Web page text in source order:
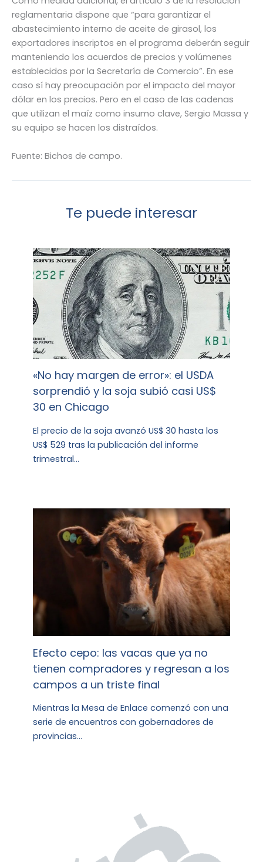
reglamentaria dispone que “para garantizar el
abastecimiento interno de aceite de girasol, los
exportadores inscriptos en el programa deberán seguir
manteniendo los acuerdos de precios y volúmenes
establecidos por la Secretaría de Comercio”. En ese
caso sí hay preocupación por el impacto del mayor
dólar en los precios. Pero en el caso de las cadenas
que utilizan el maíz como insumo clave, Sergio Massa y
su equipo se hacen los distraídos.
Fuente: Bichos de campo.
Te puede interesar
«No hay margen de error»: el USDA
sorprendió y la soja subió casi US$
30 en Chicago
El precio de la soja avanzó US$ 30 hasta los
US$ 529 tras la publicación del informe
trimestral…
Efecto cepo: las vacas que ya no
tienen compradores y regresan a los
campos a un triste final
Mientras la Mesa de Enlace comenzó con una
serie de encuentros con gobernadores de
provincias…